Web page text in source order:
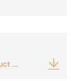
Aftermarket Quick Connectors Product Guide